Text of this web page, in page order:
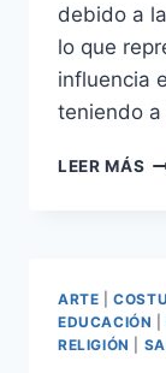
debido a
lo que
influencia
teniendo
LEER MÁS LA
ARTE |
EDUCACIÓN |
RELIGIÓN